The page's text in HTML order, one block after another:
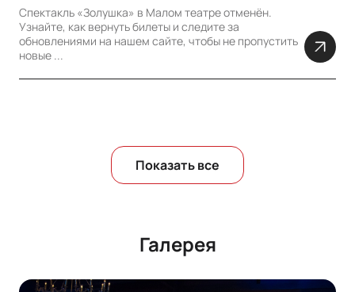
Спектакль «Золушка» в Малом театре отменён.
Узнайте, как вернуть билеты и следите за
обновлениями на нашем сайте, чтобы не пропустить
новые ...
Показать все
Галерея